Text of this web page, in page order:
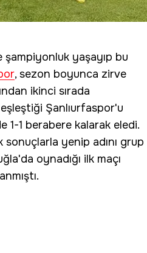
yaşayıp bu
, sezon boyunca zirve
ikinci sırada
Şanlıurfaspor'u
1-1 berabere kalarak eledi.
sonuçlarla yenip adını grup
oynadığı ilk maçı